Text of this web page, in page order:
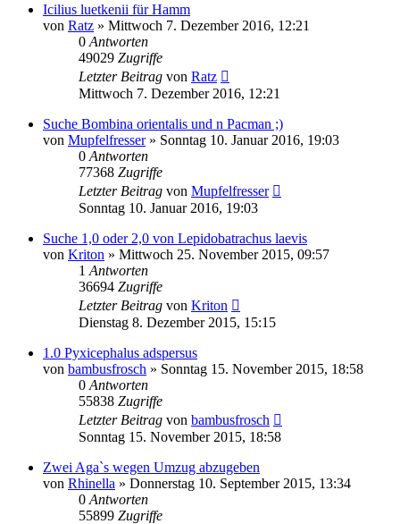
Icilius luetkenii für Hamm
von Ratz » Mittwoch 7. Dezember 2016, 12:21
0 Antworten
49029 Zugriffe
Letzter Beitrag von Ratz
Mittwoch 7. Dezember 2016, 12:21
Suche Bombina orientalis und n Pacman ;)
von Mupfelfresser» Sonntag 10. Januar 2016, 19:03
0 Antworten
77368 Zugriffe
Letzter Beitrag von Mupfelfresser
Sonntag 10. Januar 2016, 19:03
Suche 1,0 oder 2,0 von Lepidobatrachus laevis
von Kriton » Mittwoch 25. November 2015, 09:57
1 Antworten
36694 Zugriffe
Letzter Beitrag von Kriton
Dienstag 8. Dezember 2015, 15:15
1.0 Pyxicephalus adspersus
von bambusfrosch » Sonntag 15. November 2015, 18:58
0 Antworten
55838 Zugriffe
Letzter Beitrag von bambusfrosch
Sonntag 15. November 2015, 18:58
Zwei Aga`s wegen Umzug abzugeben
von Rhinella » Donnerstag 10. September 2015, 13:34
0 Antworten
55899 Zugriffe